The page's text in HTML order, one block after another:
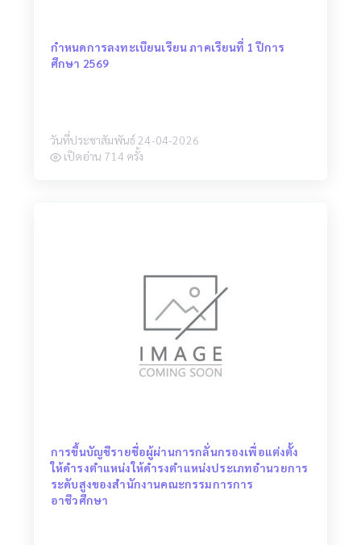
กำหนดการลงทะเบียนเรียน ภาคเรียนที่ 1 ปีการ
ศึกษา 2569
วันที่ประชาสัมพันธ์ 24-04-2026
เปิดอ่าน 714 ครั้ง
การขึ้นบัญชีรายชื่อผู้ผ่านการกลั่นกรองเพื่อแต่งตั้ง
ให้ดำรงตำแหน่งให้ดำรงตำแหน่งประเภทอำนวยการ
ระดับสูงของสำนักงานคณะกรรมการการ
อาชีวศึกษา